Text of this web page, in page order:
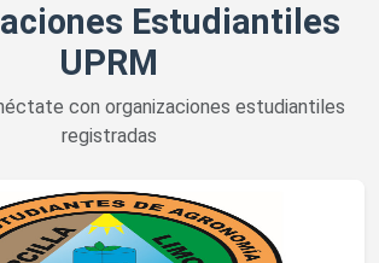
Estudiantiles
UPRM
con organizaciones estudiantiles
registradas
Estudiantil de Agronomía y Suelos